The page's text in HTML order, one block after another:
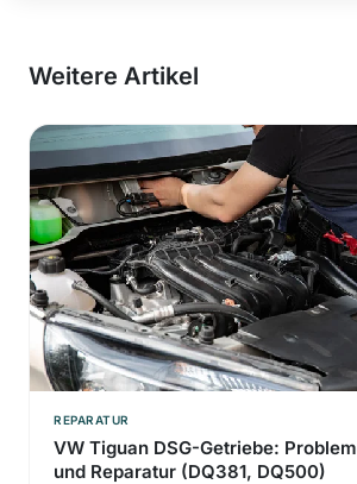
Weitere Artikel
REPARATUR
VW Tiguan DSG-Getriebe:
und Reparatur (DQ381, DQ500)